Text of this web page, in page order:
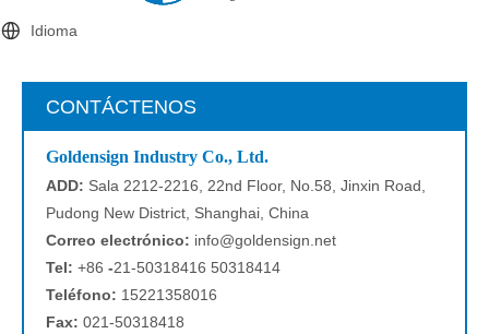
Idioma
CONTÁCTENOS
Goldensign Industry Co., Ltd.
ADD: Sala 2212-2216, 22nd Floor, No.58, Jinxin Road,
Pudong New District, Shanghai, China
Correo electrónico: info@goldensign.net
Tel: +86 -21-50318416 50318414
Teléfono: 15221358016
Fax: 021-50318418